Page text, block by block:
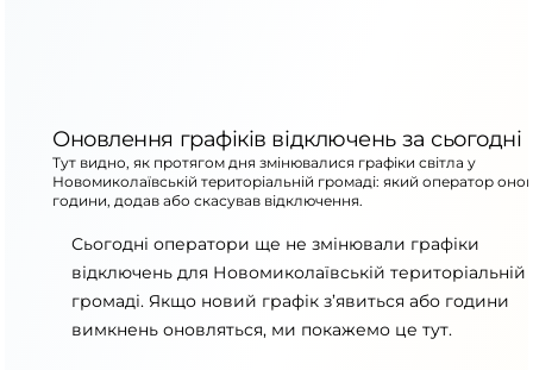
Оновлення графіків відключень за сьогодні
Тут видно, як протягом дня змінювалися графіки світла у
Новомиколаївській територіальній громаді: який оператор
години, додав або скасував відключення.
Сьогодні оператори ще не змінювали графіки
відключень для Новомиколаївській територіальній
громаді. Якщо новий графік з’явиться або години
вимкнень оновляться, ми покажемо це тут.